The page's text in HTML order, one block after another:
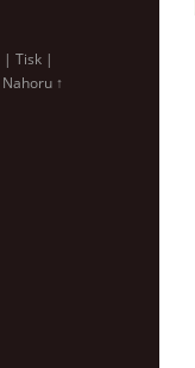
| Tisk |
Nahoru ↑